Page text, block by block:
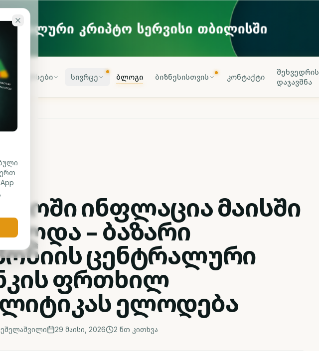
კურსები სივრცე ბლოგი ბიზნესისთვის კონტაქტი
შეხვედრის
დაჯავშნა
ინფლაცია მაისში
- ბაზარი
ცენტრალური
ფრთხილ
ელოდება
29 მაისი, 2026 2 წთ კითხვა